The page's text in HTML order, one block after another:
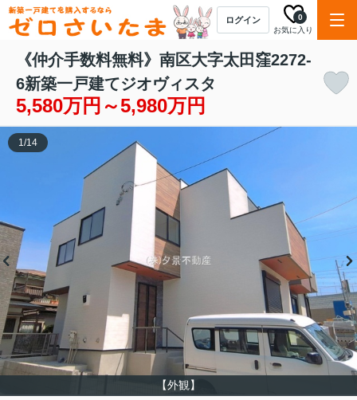
ログイン
お気に入り
0
《仲介手数料無料》南区大字太田窪2272-
6新築一戸建てジオヴィスタ
5,580万円～5,980万円
【外観】
1/14